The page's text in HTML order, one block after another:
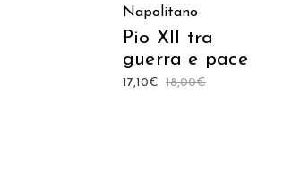
Napolitano
Pio XII tra
guerra e pace
18,00€
17,10€